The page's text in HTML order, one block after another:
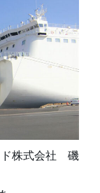
ド株式会社 磯